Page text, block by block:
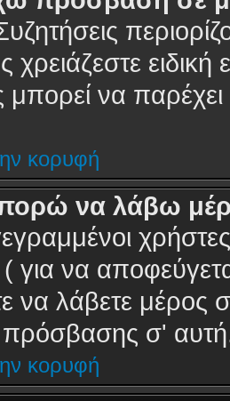
μπορεί να
κορυφή
να λάβω
για να
να λάβετε μέρος
πρόσβασης σ'
κορυφή